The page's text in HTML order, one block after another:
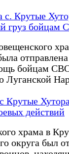
с. Крутые
груз бойцам
отправлена
бойцам
Луганской
Крутые
действий
храма в
округа был